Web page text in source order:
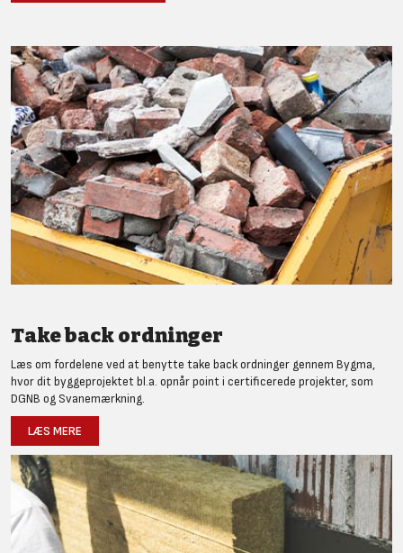
Take back ordninger
Læs om fordelene ved at benytte take back ordninger gennem Bygma,
hvor dit byggeprojektet bl.a. opnår point i certificerede projekter, som
DGNB og Svanemærkning.
LÆS MERE